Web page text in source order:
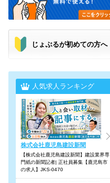
じょぶるが初めての方へ
人気求人ランキング
株式会社鹿児島建設新聞
【株式会社鹿児島建設新聞】建設業界専
門紙の新聞記者| 正社員募集【鹿児島市
の求人】JKS-0470